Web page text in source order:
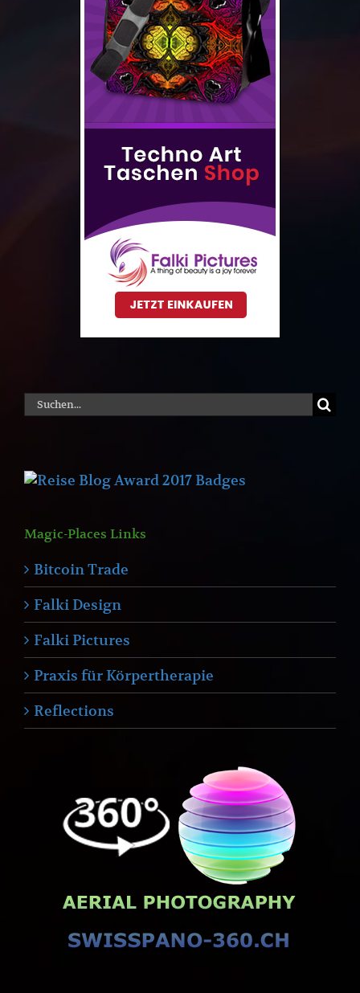
Suche
nach:
Magic-Places Links
Bitcoin Trade
Falki Design
Falki Pictures
Praxis für Körpertherapie
Reflections